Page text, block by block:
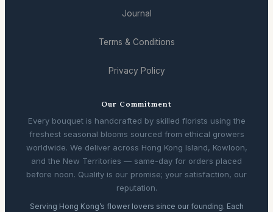
Journal
Terms & Conditions
Privacy Policy
Our Commitment
Every bouquet is handcrafted by skilled florists using the
freshest seasonal blooms sourced from ethical growers
worldwide. We deliver across Hong Kong Island, Kowloon,
and the New Territories — same-day for orders placed
before noon. Quality is our promise; your satisfaction, our
reputation.
Serving Hong Kong’s flower lovers since our founding. Each